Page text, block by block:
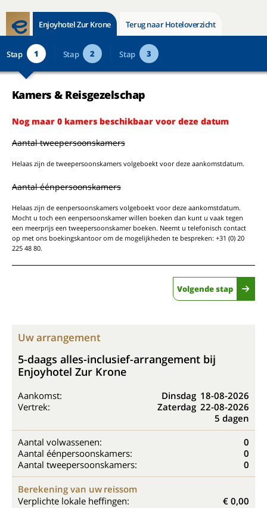
Enjoyhotel Zur Krone Terug naar Hoteloverzicht
Stap 1 Stap 2 Stap 3
Kamers & Reisgezelschap
Nog maar 0 kamers beschikbaar voor deze datum
Aantal tweepersoonskamers
Helaas zijn de tweepersoonskamers volgeboekt voor deze aankomstdatum.
Aantal éénpersoonskamers
Helaas zijn de eenpersoonskamers volgeboekt voor deze aankomstdatum.
Mocht u toch een eenpersoonskamer willen boeken dan kunt u vaak tegen
een meerprijs een tweepersoonskamer boeken. Neemt u telefonisch contact
op met ons boekingskantoor om de mogelijkheden te bespreken: +31 (0) 20
225 48 80.
Volgende stap
Uw arrangement
5-daags alles-inclusief-arrangement bij
Enjoyhotel Zur Krone
Aankomst: Dinsdag 18-08-2026
Vertrek:
Zaterdag 22-08-2026
5 dagen
Aantal volwassenen:
0
Aantal éénpersoonskamers:
0
Aantal tweepersoonskamers:
0
Berekening van uw reissom
Verplichte lokale heffingen:
€ 0,00